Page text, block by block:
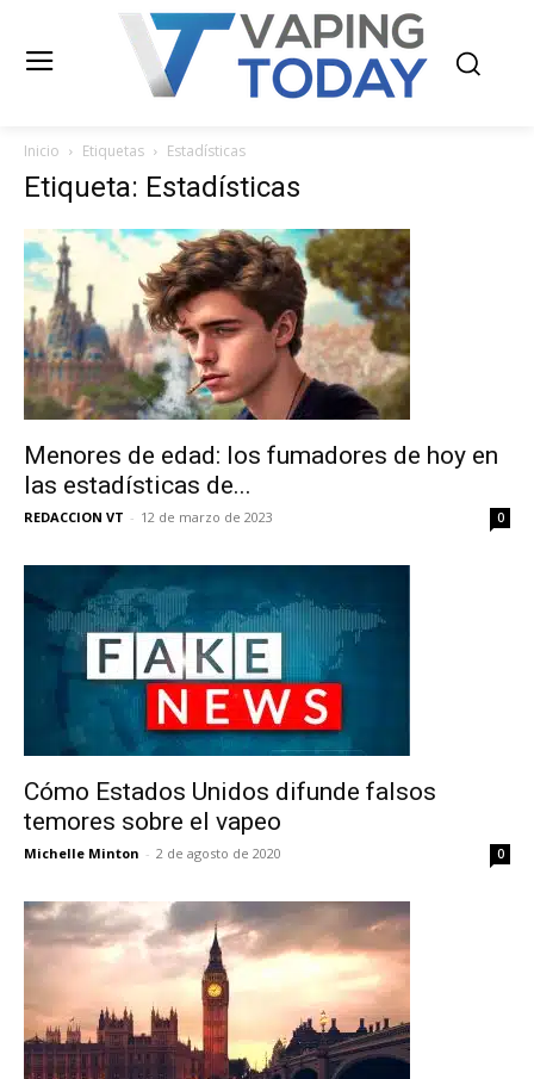
Inicio Etiquetas Estadísticas
Etiqueta: Estadísticas
Menores de edad: los fumadores de hoy en
las estadísticas de...
REDACCION VT - 12 de marzo de 2023 0
Cómo Estados Unidos difunde falsos
temores sobre el vapeo
Michelle Minton - 2 de agosto de 2020 0